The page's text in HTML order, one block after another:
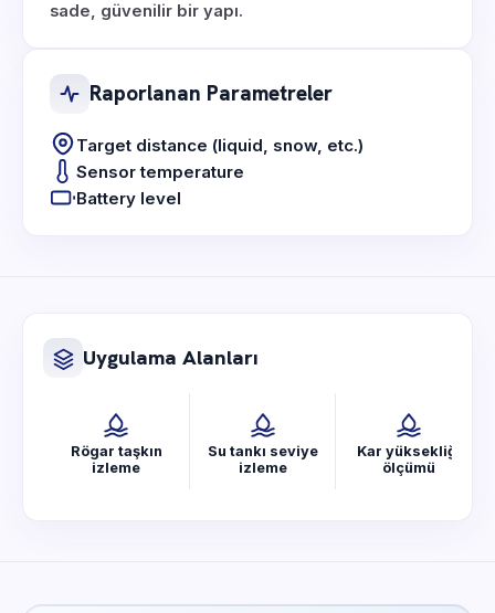
sade, güvenilir bir yapı.
Raporlanan Parametreler
Target distance (liquid, snow, etc.)
Sensor temperature
Battery level
Uygulama Alanları
Rögar taşkın
izleme
Su tankı seviye
izleme
Kar yüksekliği
ölçümü